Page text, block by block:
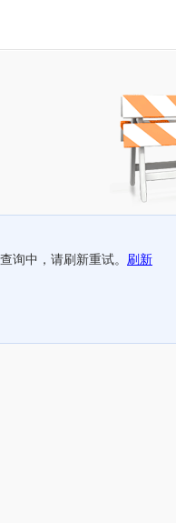
询中，请刷新重试。 刷新